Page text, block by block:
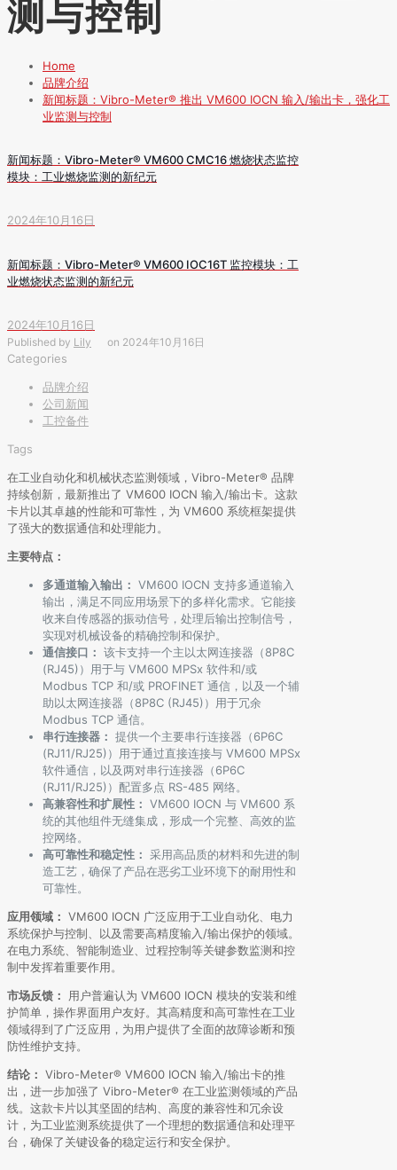
测与控制
Home
品牌介绍
新闻标题：Vibro-Meter® 推出 VM600 IOCN 输入/输出卡，强化工
业监测与控制
新闻标题：Vibro-Meter® VM600 CMC16 燃烧状态监控
模块：工业燃烧监测的新纪元
2024年10月16日
新闻标题：Vibro-Meter® VM600 IOC16T 监控模块：工
业燃烧状态监测的新纪元
2024年10月16日
Published by Lily on 2024年10月16日
Categories
品牌介绍
公司新闻
工控备件
Tags
在工业自动化和机械状态监测领域，Vibro-Meter® 品牌
持续创新，最新推出了 VM600 IOCN 输入/输出卡。这款
卡片以其卓越的性能和可靠性，为 VM600 系统框架提供
了强大的数据通信和处理能力。
主要特点：
多通道输入输出： VM600 IOCN 支持多通道输入
输出，满足不同应用场景下的多样化需求。它能接
收来自传感器的振动信号，处理后输出控制信号，
实现对机械设备的精确控制和保护。
通信接口： 该卡支持一个主以太网连接器（8P8C
(RJ45)）用于与 VM600 MPSx 软件和/或
Modbus TCP 和/或 PROFINET 通信，以及一个辅
助以太网连接器（8P8C (RJ45)）用于冗余
Modbus TCP 通信。
串行连接器： 提供一个主要串行连接器（6P6C
(RJ11/RJ25)）用于通过直接连接与 VM600 MPSx
软件通信，以及两对串行连接器（6P6C
(RJ11/RJ25)）配置多点 RS-485 网络。
高兼容性和扩展性： VM600 IOCN 与 VM600 系
统的其他组件无缝集成，形成一个完整、高效的监
控网络。
高可靠性和稳定性： 采用高品质的材料和先进的制
造工艺，确保了产品在恶劣工业环境下的耐用性和
可靠性。
应用领域： VM600 IOCN 广泛应用于工业自动化、电力
系统保护与控制、以及需要高精度输入/输出保护的领域。
在电力系统、智能制造业、过程控制等关键参数监测和控
制中发挥着重要作用。
市场反馈：
用户普遍认为 VM600 IOCN 模块的安装和维
护简单，操作界面用户友好。其高精度和高可靠性在工业
领域得到了广泛应用，为用户提供了全面的故障诊断和预
防性维护支持。
结论： Vibro-Meter® VM600 IOCN 输入/输出卡的推
出，进一步加强了 Vibro-Meter® 在工业监测领域的产品
线。这款卡片以其坚固的结构、高度的兼容性和冗余设
计，为工业监测系统提供了一个理想的数据通信和处理平
台，确保了关键设备的稳定运行和安全保护。